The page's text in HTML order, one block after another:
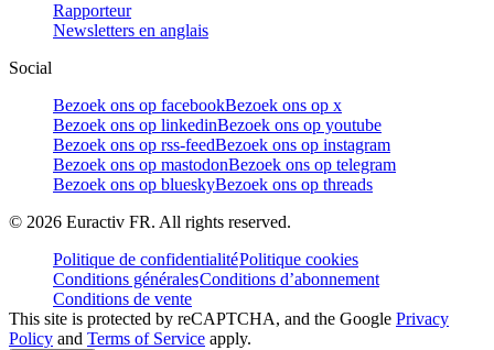
Rapporteur
Newsletters en anglais
Social
Bezoek ons op facebookBezoek ons op x
Bezoek ons op linkedinBezoek ons op youtube
Bezoek ons op rss-feedBezoek ons op instagram
Bezoek ons op mastodonBezoek ons op telegram
Bezoek ons op blueskyBezoek ons op threads
© 2026 Euractiv FR. All rights reserved.
Politique de confidentialitéPolitique cookies
Conditions généralesConditions d’abonnement
Conditions de vente
This site is protected by reCAPTCHA, and the Google Privacy
Policy and Terms of Service apply.